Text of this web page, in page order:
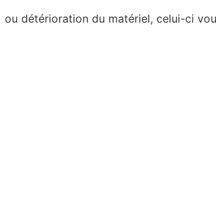
détérioration du matériel, celui-ci